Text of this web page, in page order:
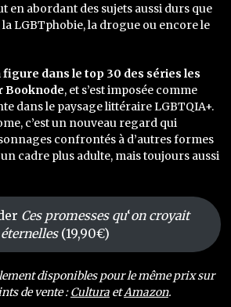
en abordant des sujets aussi durs que
LGBTphobie, la drogue ou encore le
figure dans le top 30 des séries les
Booknode, et s’est imposée comme
dans le paysage littéraire LGBTQIA+.
c’est un nouveau regard qui
confrontés à d’autres formes
cadre plus adulte, mais toujours aussi
Ces promesses qu‘on croyait
éternelles(19,90€)
disponibles pour le même prix sur
de vente :CulturaetAmazon.